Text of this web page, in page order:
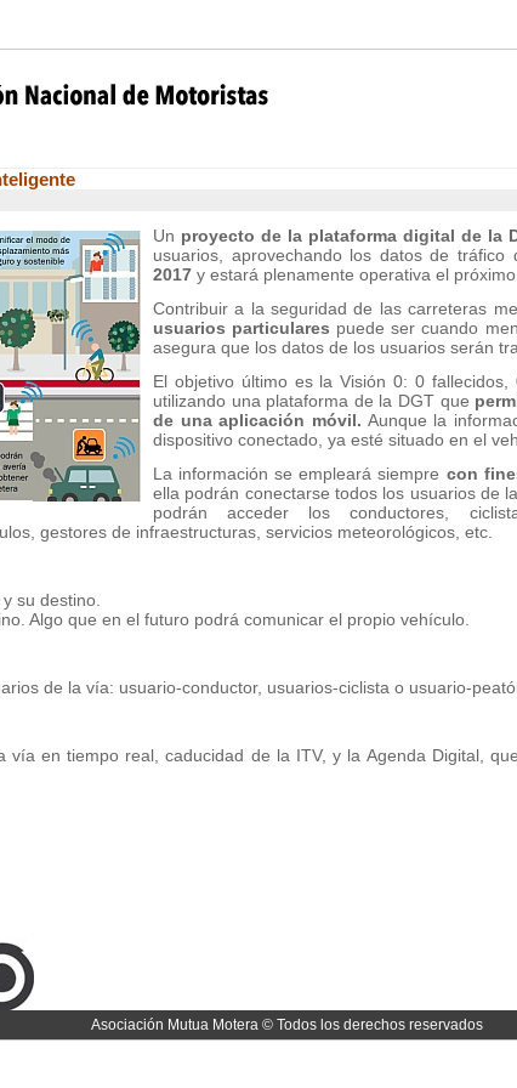
Un proyecto de la plataforma digital de la
usuarios, aprovechando los datos de
2017 y estará plenamente operativa el próximo
Contribuir a la seguridad de las carreteras
usuarios particulares puede ser cuando
asegura que los datos de los usuarios serán
El objetivo último es la Visión 0: 0
utilizando una plataforma de la DGT que
de una aplicación móvil. Aunque la
dispositivo conectado, ya esté situado en el
La información se empleará siempre con
ella podrán conectarse todos los usuarios de
podrán acceder los conductores,
gestores de infraestructuras, servicios meteorológicos, etc.
su destino.
Algo que en el futuro podrá comunicar el propio vehículo.
de la vía: usuario-conductor, usuarios-ciclista o usuario-
vía en tiempo real, caducidad de la ITV, y la Agenda Digital,
Asociación Mutua Motera © Todos los derechos reservados